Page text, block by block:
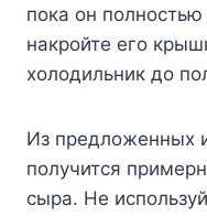
пока он
накройте его
холодильник до
Из предложенных
получится
сыра. Не